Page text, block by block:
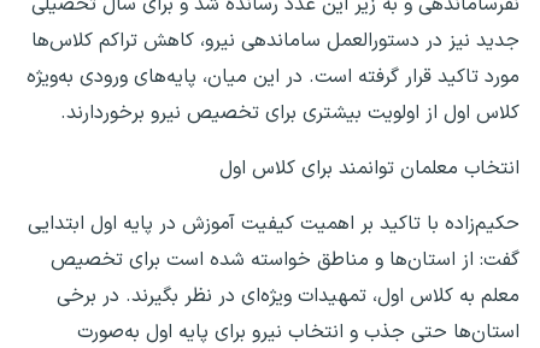
جدید نیز در دستورالعمل ساماندهی نیرو، کاهش تراکم کلاس‌ها
مورد تاکید قرار گرفته است. در این میان، پایه‌های ورودی به‌ویژه
کلاس اول از اولویت بیشتری برای تخصیص نیرو برخوردارند.
انتخاب معلمان توانمند برای کلاس اول
حکیم‌زاده با تاکید بر اهمیت کیفیت آموزش در پایه اول ابتدایی
گفت: از استان‌ها و مناطق خواسته شده است برای تخصیص
معلم به کلاس اول، تمهیدات ویژه‌ای در نظر بگیرند. در برخی
استان‌ها حتی جذب و انتخاب نیرو برای پایه اول به‌صورت